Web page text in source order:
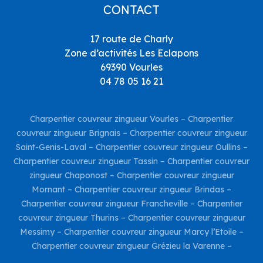
CONTACT
17 route de Charly
Zone d’activités Les Eclapons
69390 Vourles
04 78 05 16 21
Charpentier couvreur zingueur Vourles – Charpentier
couvreur zingueur Brignais– Charpentier couvreur zingueur
Saint-Genis-Laval – Charpentier couvreur zingueur Oullins–
Charpentier couvreur zingueur Tassin – Charpentier couvreur
zingueur Chaponost– Charpentier couvreur zingueur
Mornant – Charpentier couvreur zingueur Brindas –
Charpentier couvreur zingueur Francheville– Charpentier
couvreur zingueur Thurins– Charpentier couvreur zingueur
Messimy– Charpentier couvreur zingueur Marcy l’Etoile–
Charpentier couvreur zingueur Grézieu la Varenne–